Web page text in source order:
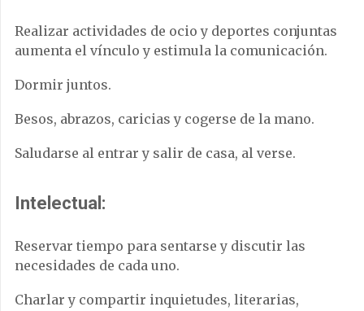
Realizar actividades de ocio y deportes conjuntas
aumenta el vínculo y estimula la comunicación.
Dormir juntos.
Besos, abrazos, caricias y cogerse de la mano.
Saludarse al entrar y salir de casa, al verse.
Intelectual:
Reservar tiempo para sentarse y discutir las
necesidades de cada uno.
Charlar y compartir inquietudes, literarias,